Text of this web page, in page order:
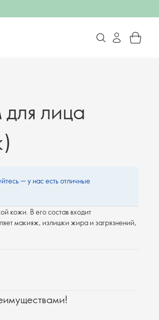
лица
— у нас есть отличные
кожи. В его состав входит
макияж, излишки жира и загрязнений,